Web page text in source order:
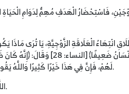
فَاسْتِحْضَارُ الْهَدَفِ مُهِمٌّ لِدَوَامِ
انْتِهَاءُ الْعَلَاقَةِ الزَّوْجِيَّةِ، يَا تُرَى
لَهُمْ، فَإِنَّ فِي هَذَا خَيْرًا كَثِيرًا وَاللَّهُ يَقُولُ: ﴿فَإِنْ كَرِهْتُمُوهُنَّ فَعَسَى أَنْ تَكْرَهُوا شَيْئًا وَيَجْعَلَ اللَّهُ فِيهِ خَيْرًا كَثِيرًا﴾ [النساء: 19].
اللَّهُمَّ أَلِّفْ بَيْنَ الْأَزْوَاجِ وَاجْعَلْ زَوَاجَهُمْ زَوَاجَ خَيْرٍ وَبَرَكَةٍ، وَعِزًّا وَصَلَاحًا لِأَنْفُسِهِمْ وَذُرِّيَّاتِهِمْ.